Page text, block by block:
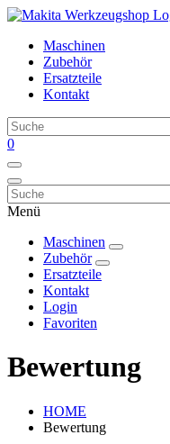
Maschinen
Zubehör
Ersatzteile
Kontakt
0
Menü
Maschinen
Zubehör
Ersatzteile
Kontakt
Login
Favoriten
Bewertung
HOME
Bewertung